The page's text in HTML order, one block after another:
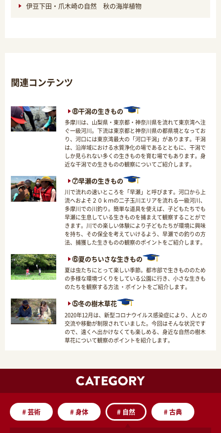
伊豆下田・爪木崎の自然 秋の海岸植物
関連コンテンツ
⑧干潟の生きもの
多摩川は、山梨県・東京都・神奈川県を流れて東京湾へ注
ぐ一級河川。下流は東京都と神奈川県の都県境となってお
り、河口には東京湾最大の「河口干潟」があります。干潟
は、沿岸域における水質浄化の場であるとともに、干潟で
しか見られない多くの生きものを育む場でもあります。身
近な干潟での生きものの観察についてご紹介します。
⑦早瀬の生きもの
川で流れの速いところを「早瀬」と呼びます。河口から上
流へおよそ２０ｋｍの二子玉川エリアを流れる一級河川、
多摩川での川釣り。簡単な道具を使えば、子どもたちでも
早瀬に生息している生きものを捕まえて観察することがで
きます。川での楽しい体験により子どもたちが環境に興味
を持ち、その保全を考えていけるよう、早瀬での釣りの方
法、捕獲した生きものの観察のポイントをご紹介します。
⑥夏のちいさな生きもの
夏は虫たちにとって楽しい季節。都市部で生きもののため
の多様な環境づくりをしている公園に行き、小さな生きも
のたちを観察する方法 ・ポイントをご紹介します。
⑤冬の樹木草花
2020年12月は、新型コロナウイルス感染症により、人との
交流や移動が制限されていました。今回はそんな状況です
ので、遠くへ出かけなくても楽しめる、身近な自然の樹木
草花について観察のポイントを紹介します。
#芸術 #身体 # 自然 #古典